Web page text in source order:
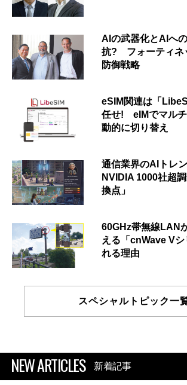
AIの武器化とAIへ
抗? フォーティネ
防御戦略
eSIM関連は「
任せ! eIMでマル
動的に切り替え
通信業界のAIトレ
NVIDIA 1000社超
換点」
60GHz帯無線LAN
える「cnWave V
れる理由
スペシャルトピック一
NEW ARTICLES 新着記事